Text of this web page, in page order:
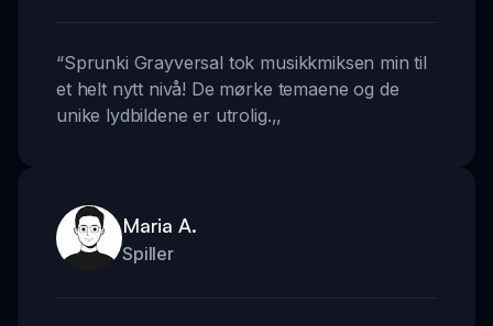
“Sprunki Grayversal tok musikkmiksen min til
et helt nytt nivå! De mørke temaene og de
unike lydbildene er utrolig.,,
Maria A.
Spiller